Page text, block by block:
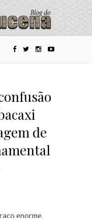
de
enorme,